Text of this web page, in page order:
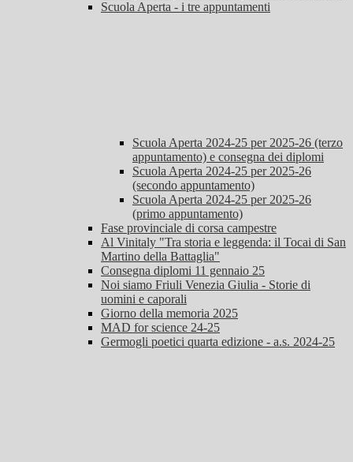
Scuola Aperta - i tre appuntamenti
Scuola Aperta 2024-25 per 2025-26 (terzo
appuntamento) e consegna dei diplomi
Scuola Aperta 2024-25 per 2025-26
(secondo appuntamento)
Scuola Aperta 2024-25 per 2025-26
(primo appuntamento)
Fase provinciale di corsa campestre
Al Vinitaly "Tra storia e leggenda: il Tocai di San
Martino della Battaglia"
Consegna diplomi 11 gennaio 25
Noi siamo Friuli Venezia Giulia - Storie di
uomini e caporali
Giorno della memoria 2025
MAD for science 24-25
Germogli poetici quarta edizione - a.s. 2024-25